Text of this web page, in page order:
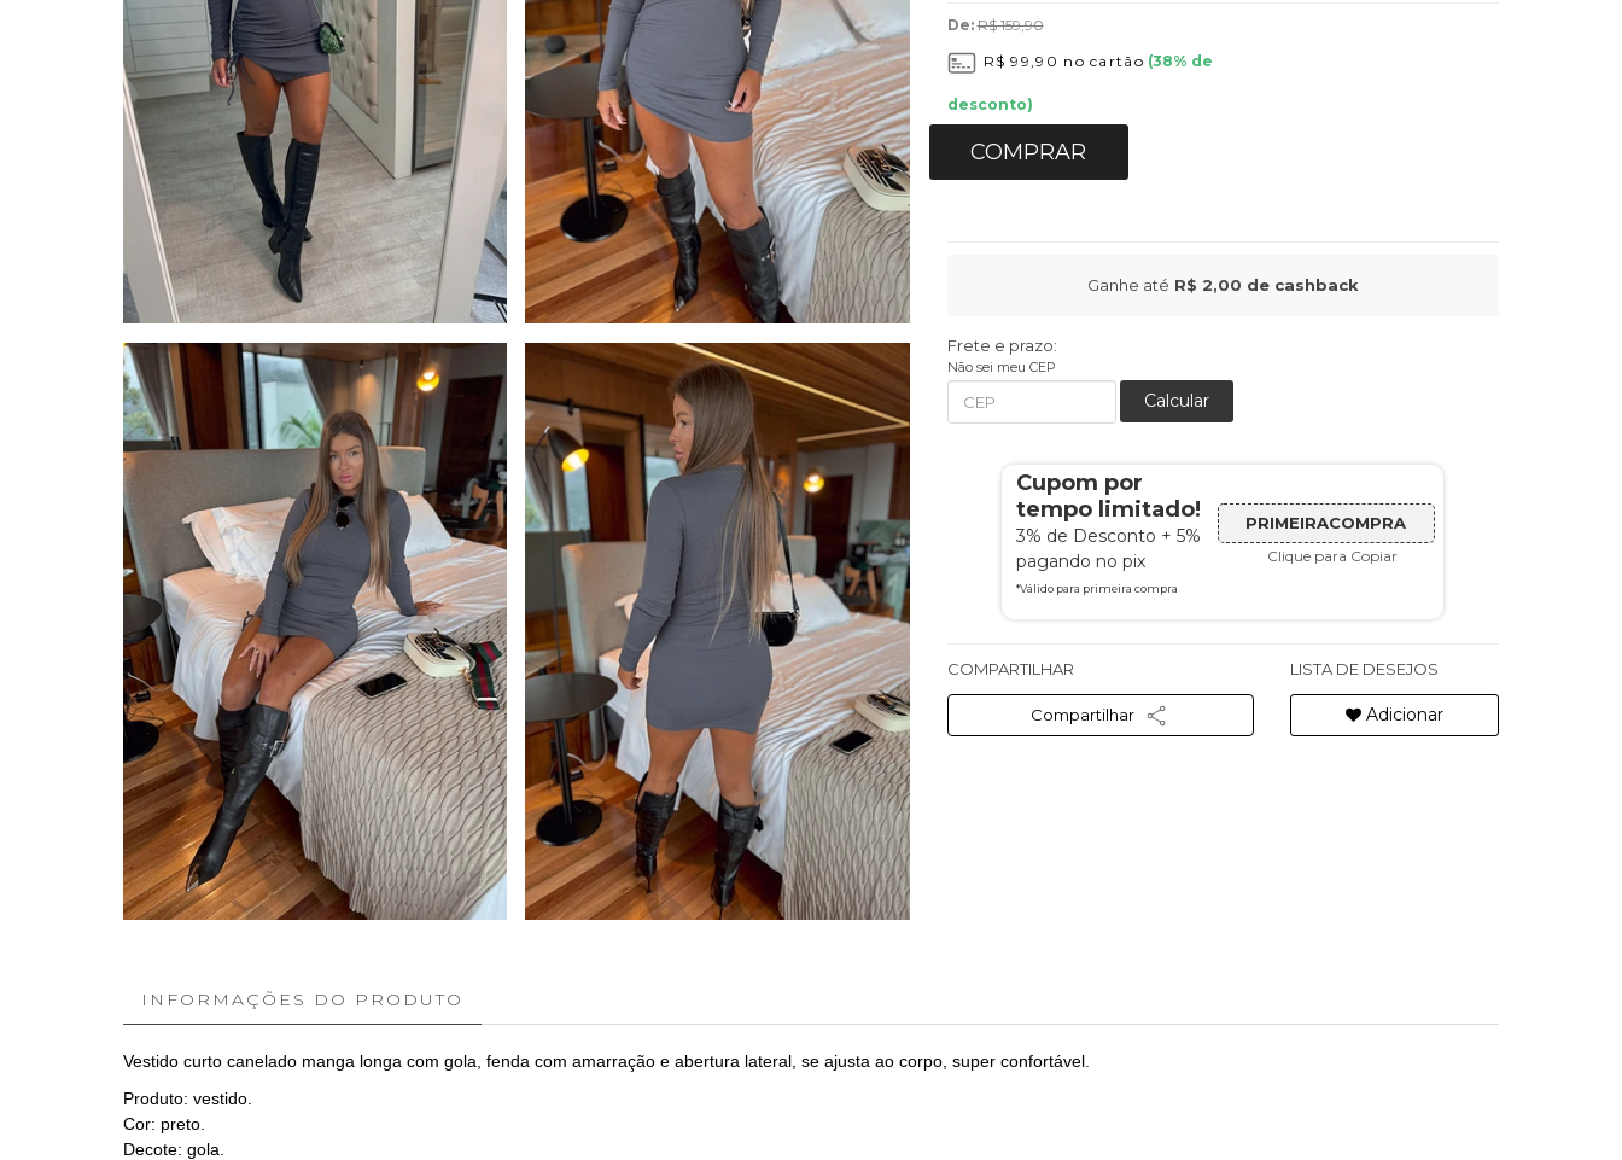
De:R$ 159,90
R$ 99,90 no cartão (38% de
desconto)
COMPRAR
Ganhe até R$ 2,00 de cashback
Frete e prazo:
Não sei meu CEP
Calcular
Cupom por
tempo limitado!
3% de Desconto + 5%
pagando no pix
*Válido para primeira compra
PRIMEIRACOMPRA
Clique para Copiar
COMPARTILHAR
Compartilhar
LISTA DE DESEJOS
Adicionar
INFORMAÇÕES DO PRODUTO
Vestido curto canelado manga longa com gola, fenda com amarração e abertura lateral, se ajusta ao corpo, super confortável.
Produto: vestido.
Cor: preto.
Decote: gola.